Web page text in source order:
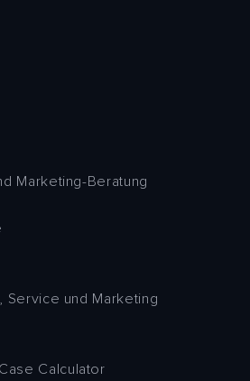
Marketing-Beratung
Service und Marketing
Calculator